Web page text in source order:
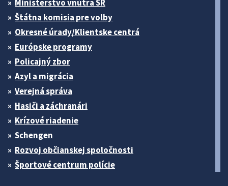
Ministerstvo vnútra SR
Štátna komisia pre volby
Okresné úrady/Klientske centrá
Európske programy
Policajný zbor
Azyl a migrácia
Verejná správa
Hasiči a záchranári
Krízové riadenie
Schengen
Rozvoj občianskej spoločnosti
Športové centrum polície